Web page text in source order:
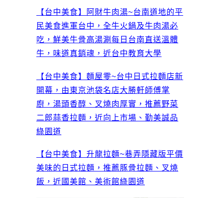
【台中美食】阿財牛肉湯~台南道地的平
民美食進軍台中，全牛火鍋及牛肉湯必
吃，鮮美牛骨高湯涮每日台南直送溫體
牛，味道真銷魂，近台中教育大學
【台中美食】麵屋零~台中日式拉麵店新
開幕，由東京池袋名店大勝軒師傅掌
廚，湯頭香醇、叉燒肉厚實，推薦野菜
二郎蒜香拉麵，近向上市場、勤美誠品
綠園道
【台中美食】升龍拉麵~巷弄隱藏版平價
美味的日式拉麵，推薦豚骨拉麵、叉燒
飯，近國美館、美術館綠園道